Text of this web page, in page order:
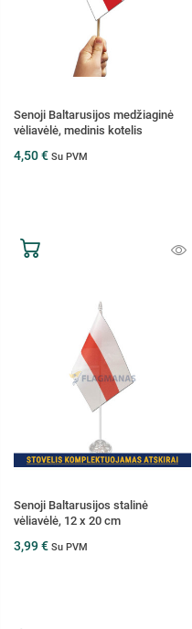
Senoji Baltarusijos medžiaginė
vėliavėlė, medinis kotelis
4,50 € Su PVM
Senoji Baltarusijos stalinė
vėliavėlė, 12 x 20 cm
3,99 € Su PVM